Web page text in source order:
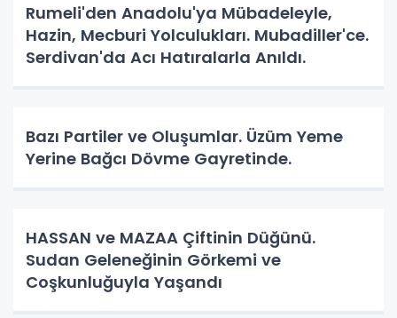
Rumeli'den Anadolu'ya Mübadeleyle,
Hazin, Mecburi Yolculukları. Mubadiller'ce.
Serdivan'da Acı Hatıralarla Anıldı.
Bazı Partiler ve Oluşumlar. Üzüm Yeme
Yerine Bağcı Dövme Gayretinde.
HASSAN ve MAZAA Çiftinin Düğünü.
Sudan Geleneğinin Görkemi ve
Coşkunluğuyla Yaşandı